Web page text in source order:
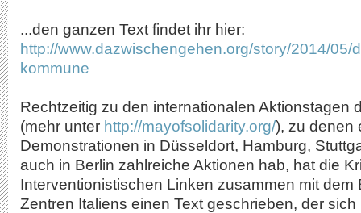
...den ganzen Text findet ihr hier:
http://www.dazwischengehen.org/story/2014/05/
kommune
Rechtzeitig zu den internationalen Aktionstagen
(mehr unter http://mayofsolidarity.org/), zu denen
Demonstrationen in Düsseldort, Hamburg,
auch in Berlin zahlreiche Aktionen hab, hat die
Interventionistischen Linken zusammen mit dem
Zentren Italiens einen Text geschrieben, der sich